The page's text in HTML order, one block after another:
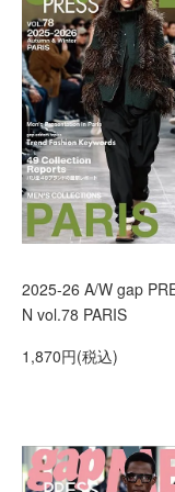
2025-26 A/W gap
N vol.78 PARIS
1,870円(税込)